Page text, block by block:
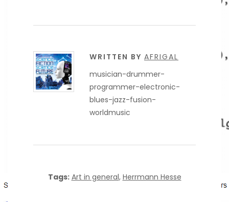
WRITTEN BY AFRIGAL
musician-drummer-
programmer-electronic-
blues-jazz-fusion-
worldmusic
Tags: Art in general, Herrmann Hesse